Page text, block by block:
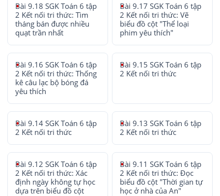
Bài 9.18 SGK Toán 6 tập
2 Kết nối tri thức: Tìm
tháng bán được nhiều
quạt trần nhất
Bài 9.17 SGK Toán 6 tập
2 Kết nối tri thức: Vẽ
biểu đồ cột "Thể loại
phim yêu thích"
Bài 9.16 SGK Toán 6 tập
2 Kết nối tri thức: Thống
kê câu lạc bộ bóng đá
yêu thích
Bài 9.15 SGK Toán 6 tập
2 Kết nối tri thức
Bài 9.14 SGK Toán 6 tập
2 Kết nối tri thức
Bài 9.13 SGK Toán 6 tập
2 Kết nối tri thức
Bài 9.12 SGK Toán 6 tập
2 Kết nối tri thức: Xác
định ngày không tự học
dựa trên biểu đồ cột
Bài 9.11 SGK Toán 6 tập
2 Kết nối tri thức: Đọc
biểu đồ cột "Thời gian tự
học ở nhà của An"